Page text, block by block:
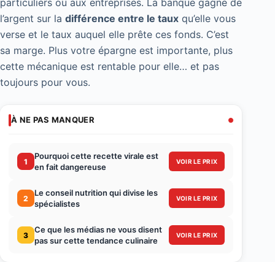
particuliers ou aux entreprises. La banque gagne de
l’argent sur la différence entre le taux qu’elle vous
verse et le taux auquel elle prête ces fonds. C’est
sa marge. Plus votre épargne est importante, plus
cette mécanique est rentable pour elle… et pas
toujours pour vous.
À NE PAS MANQUER
1
Pourquoi cette recette virale est
en fait dangereuse
VOIR LE PRIX
2
Le conseil nutrition qui divise les
spécialistes
VOIR LE PRIX
3
Ce que les médias ne vous disent
pas sur cette tendance culinaire
VOIR LE PRIX